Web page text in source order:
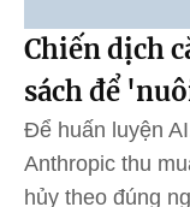
Chiến dịch
sách để
Để huấn luyện
Anthropic thu
hủy theo đúng